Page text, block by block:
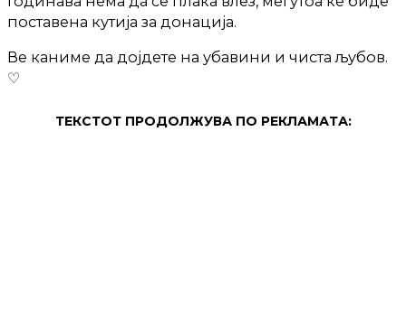
поставена кутија за донација.
Ве каниме да дојдете на убавини и чиста љубов.
♡
ТЕКСТОТ ПРОДОЛЖУВА ПО РЕКЛАМАТА: